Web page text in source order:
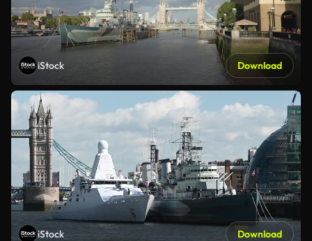
iStock Download
iStock Download